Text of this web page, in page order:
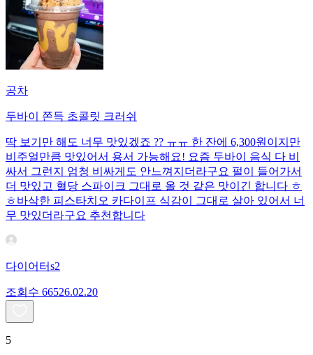
공차
두바이 쫀득 초콜릿 크러쉬
딱 보기만 해도 너무 맛있겠죠 ?? ㅠㅠ 한 잔에 6,300원이지만
비주얼만큼 맛있어서 용서 가능해요! 요즘 두바이 음식 다 비
싸서 그런지 엄청 비싸게도 안느껴지더라구요 펄이 들어가서
더 맛있고 혈당 스파이크 그대로 올 것 같은 맛이긴 합니다 ㅎ
ㅎ바삭한 피스타치오 카다이프 식감이 그대로 살아 있어서 너
무 맛있더라구요 추천합니다
다이어터s2
조회수 66526.02.20
5